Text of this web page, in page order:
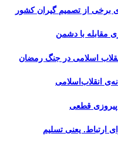
از تصمیم گیران کشور
مقابله با دشمن
اسلامی در جنگ رمضان
انقلاب‌اسلامی
پیروزی قطعی
ارتباط. یعنی تسلیم